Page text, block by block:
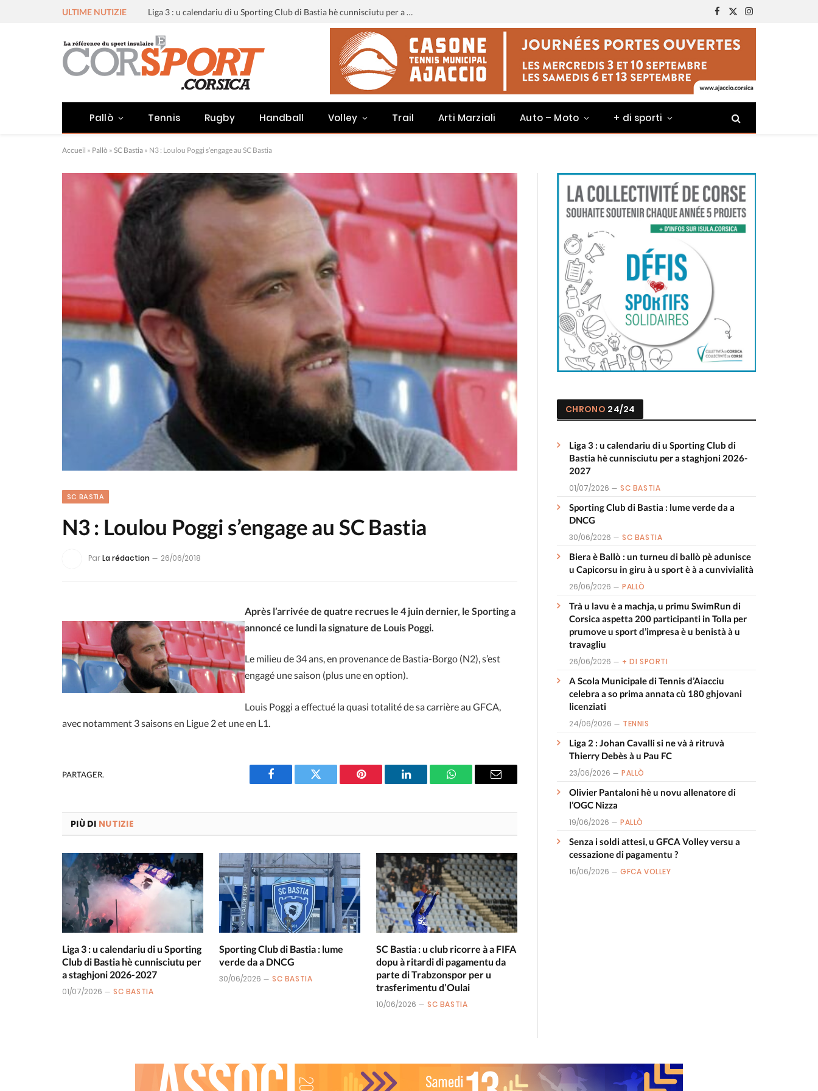
ULTIME NUTIZIE Liga 3 : u calendariu di u Sporting Club di Bastia hè cunnisciutu per a staghjoni 2026-2027
Facebook
X
(Twitter)
Instagram
Pallò Tennis Rugby Handball Volley Trail Arti Marziali Auto – Moto + di sporti
Accueil » Pallò » SC Bastia » N3 : Loulou Poggi s’engage au SC Bastia
SC BASTIA
N3 : Loulou Poggi s’engage au SC Bastia
ParLa rédaction 26/06/2018
Après l’arrivée de quatre recrues le 4 juin dernier, le Sporting a
annoncé ce lundi la signature de Louis Poggi.
Le milieu de 34 ans, en provenance de Bastia-Borgo (N2), s’est
engagé une saison (plus une en option).
Louis Poggi a effectué la quasi totalité de sa carrière au GFCA,
avec notamment 3 saisons en Ligue 2 et une en L1.
PARTAGER.
Facebook Twitter Pinterest LinkedIn WhatsAppEmail
PIÙ DI NUTIZIE
Liga 3 : u calendariu di u Sporting
Club di Bastia hè cunnisciutu per
a staghjoni 2026-2027
01/07/2026 SC BASTIA
Sporting Club di Bastia : lume
verde da a DNCG
30/06/2026 SC BASTIA
SC Bastia : u club ricorre à a FIFA
dopu à ritardi di pagamentu da
parte di Trabzonspor per u
trasferimentu d’Oulai
10/06/2026 SC BASTIA
CHRONO 24/24
Liga 3 : u calendariu di u Sporting Club di
Bastia hè cunnisciutu per a staghjoni 2026-
2027
01/07/2026 SC BASTIA
Sporting Club di Bastia : lume verde da a
DNCG
30/06/2026 SC BASTIA
Biera è Ballò : un turneu di ballò pè adunisce
u Capicorsu in giru à u sport è à a cunvivialità
26/06/2026 PALLÒ
Trà u lavu è a machja, u primu SwimRun di
Corsica aspetta 200 participanti in Tolla per
prumove u sport d’impresa è u benistà à u
travagliu
26/06/2026 + DI SPORTI
A Scola Municipale di Tennis d’Aiacciu
celebra a so prima annata cù 180 ghjovani
licenziati
24/06/2026 TENNIS
Liga 2 : Johan Cavalli si ne và à ritruvà
Thierry Debès à u Pau FC
23/06/2026 PALLÒ
Olivier Pantaloni hè u novu allenatore di
l’OGC Nizza
19/06/2026 PALLÒ
Senza i soldi attesi, u GFCA Volley versu a
cessazione di pagamentu ?
16/06/2026 GFCA VOLLEY